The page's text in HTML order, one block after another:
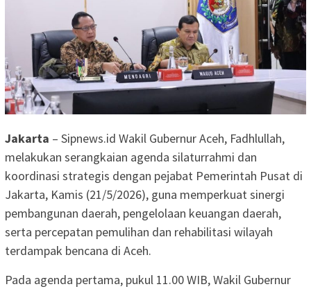
Jakarta – Sipnews.id Wakil Gubernur Aceh, Fadhlullah,
melakukan serangkaian agenda silaturrahmi dan
koordinasi strategis dengan pejabat Pemerintah Pusat di
Jakarta, Kamis (21/5/2026), guna memperkuat sinergi
pembangunan daerah, pengelolaan keuangan daerah,
serta percepatan pemulihan dan rehabilitasi wilayah
terdampak bencana di Aceh.
Pada agenda pertama, pukul 11.00 WIB, Wakil Gubernur